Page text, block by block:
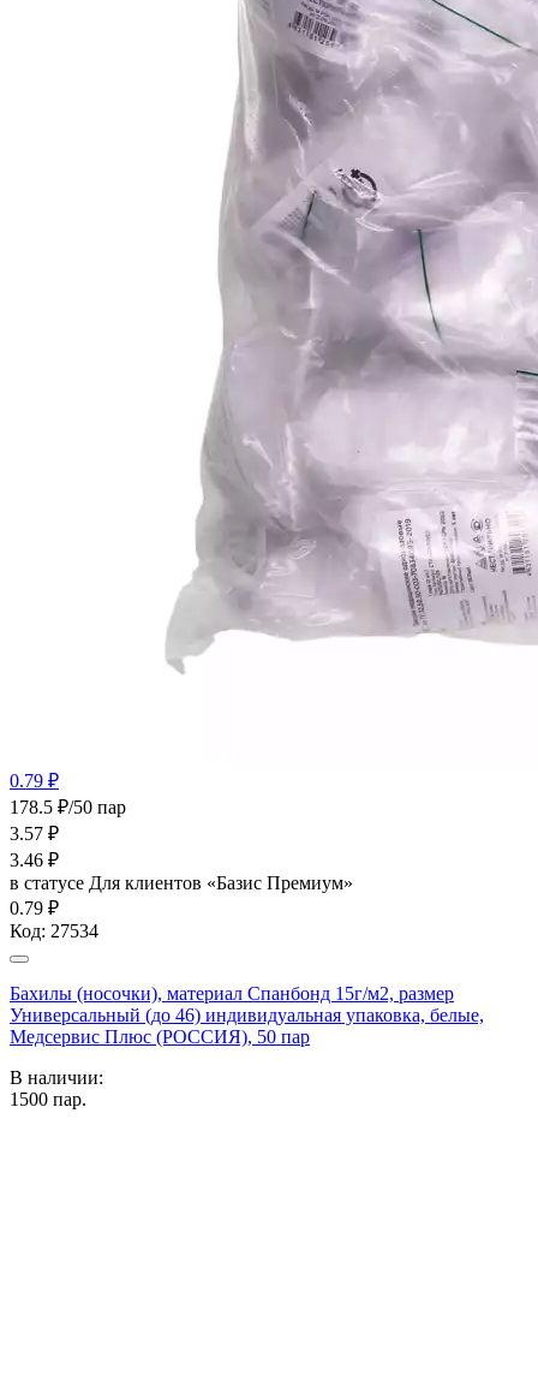
0.79 ₽
178.5 ₽/50 пар
3.57 ₽
3.46 ₽
в статусе Для клиентов «Базис Премиум»
0.79 ₽
Код: 27534
Бахилы (носочки), материал Спанбонд 15г/м2, размер
Универсальный (до 46) индивидуальная упаковка, белые,
Медсервис Плюс (РОССИЯ), 50 пар
В наличии:
1500 пар.